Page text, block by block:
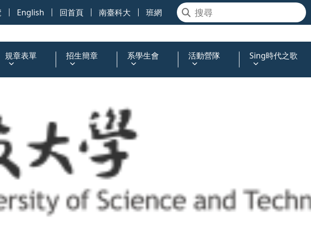
English 回首頁 南臺科大 班網
規章表單 招生簡章 系學生會 活動營隊 Sing時代之歌